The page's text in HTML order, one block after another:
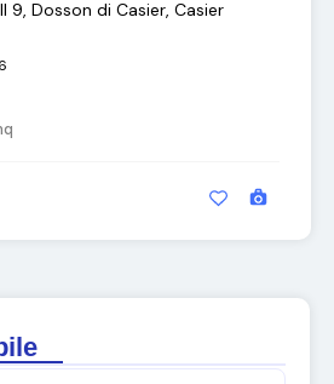
9, Dosson di Casier, Casier